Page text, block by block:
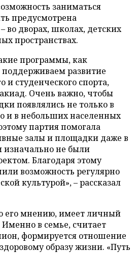
заниматься
предусмотрена
во дворах, школах, детских
пространствах.
программы, как
поддерживаем развитие
и студенческого спорта,
Очень важно, чтобы
появлялись не только в
и в небольших населенных
партия помогала
залы и площадки даже в
изначально не были
Благодаря этому
возможность регулярно
культурой», – рассказал
его мнению, имеет личный
в семье, считает
формируется отношение
образу жизни. «Путь